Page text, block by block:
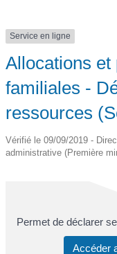
Service en ligne
Allocations et
familiales -
ressources
Vérifié le 09/09/2019 -
administrative (Première
Permet de déclarer
Accéder